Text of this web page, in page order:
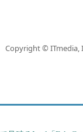
Copyright © ITmedia,